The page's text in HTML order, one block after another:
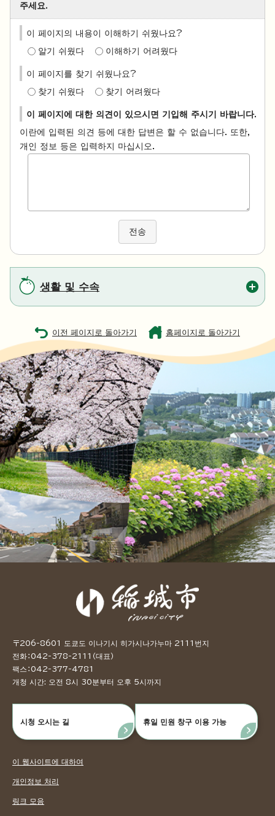
주세요.
이 페이지의 내용이 이해하기 쉬웠나요?
알기 쉬웠다 이해하기 어려웠다
이 페이지를 찾기 쉬웠나요?
찾기 쉬웠다 찾기 어려웠다
이 페이지에 대한 의견이 있으시면 기입해 주시기 바랍니다.
이란에 입력된 의견 등에 대한 답변은 할 수 없습니다. 또한,
개인 정보 등은 입력하지 마십시오.
전송
생활 및 수속
이전 페이지로 돌아가기 홈페이지로 돌아가기
〒206-8601 도쿄도 이나기시 히가시나가누마 2111번지
전화：042-378-2111（대표）
팩스：042-377-4781
개청 시간: 오전 8시 30분부터 오후 5시까지
시청 오시는 길 휴일 민원 창구 이용 가능
이 웹사이트에 대하여
개인정보 처리
링크 모음